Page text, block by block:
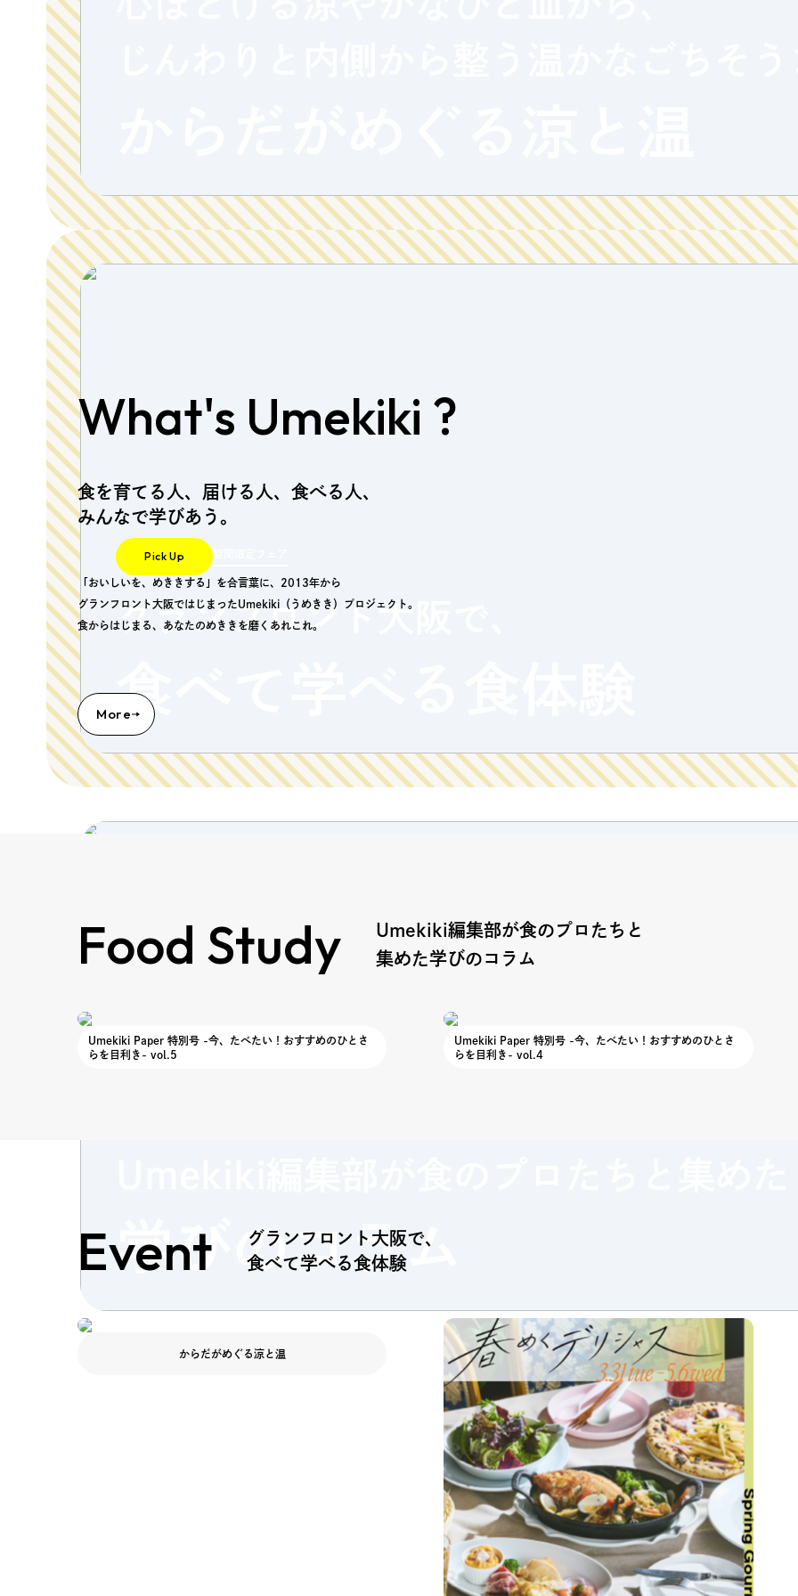
Column
Paper
Copyright (C) GRAND FRONT OSAKA. All Rights Reserved
Pick Up
グランフロント大阪で、
食べて学べる
学びのコラム
What's Umekiki ?
食を育てる人、届ける人、食べる人、
みんなで学びあう。
「おいしいを、めききする」を合言葉に、2013年から
グランフロント大阪ではじまったUmekiki（うめきき）プロジェクト。
食からはじまる、あなたのめききを磨くあれこれ。
More
Food Study
Umekiki編集部が食のプロたちと
集めた学びのコラム
Umekiki Paper 特別号 -今、たべたい！おすすめのひとさ
らを目利き- vol.5
Umekiki Paper 特別号 -今、たべたい！おすすめのひとさ
らを目利き- vol.4
Event
グランフロント大阪で、
食べて学べる食体験
からだがめぐる涼と温